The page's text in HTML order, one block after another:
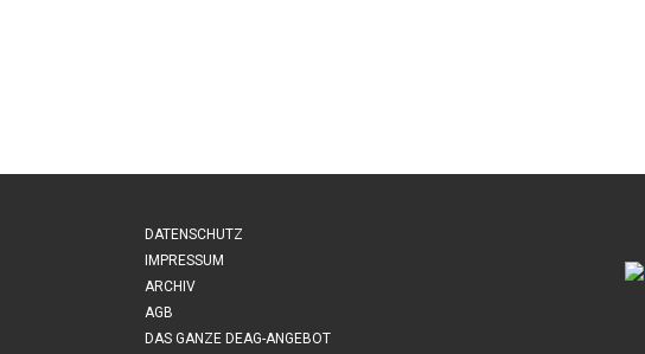
DATENSCHUTZ
IMPRESSUM
ARCHIV
AGB
DAS GANZE DEAG-ANGEBOT